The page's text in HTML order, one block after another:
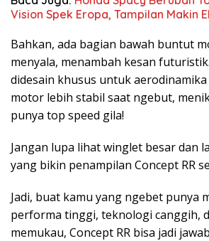
Vision Spek Eropa, Tampilan Makin
Bahkan, ada bagian bawah buntut
menyala, menambah kesan
didesain khusus untuk
motor lebih stabil saat ngebut,
punya top speed gila!
Jangan lupa lihat winglet besar dan
yang bikin penampilan Concept RR
Jadi, buat kamu yang ngebet punya
performa tinggi, teknologi canggih,
memukau, Concept RR bisa jadi